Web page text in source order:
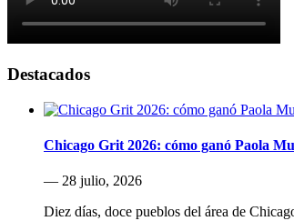
Destacados
Chicago Grit 2026: cómo ganó Paola
— 28 julio, 2026
Diez días, doce pueblos del área de